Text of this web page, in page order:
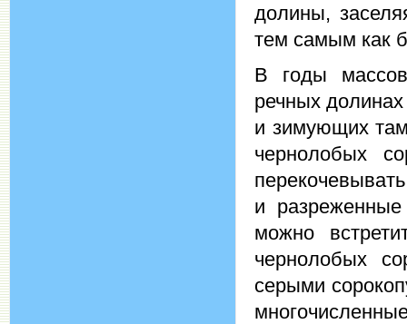
долины,
тем самым как
В годы
речных
и зимующих
чернолобых
и
можно
чернолобых
серыми